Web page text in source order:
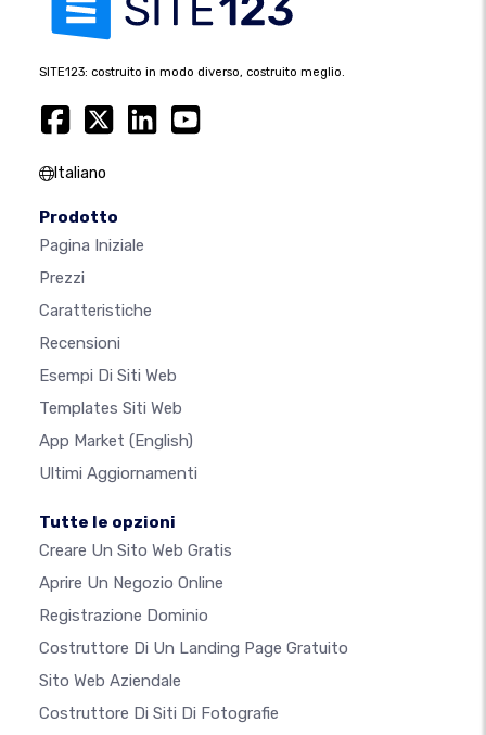
SITE123: costruito in modo diverso, costruito meglio.
Italiano
Prodotto
Pagina Iniziale
Prezzi
Caratteristiche
Recensioni
Esempi Di Siti Web
Templates Siti Web
App Market (English)
Ultimi Aggiornamenti
Tutte le opzioni
Creare Un Sito Web Gratis
Aprire Un Negozio Online
Registrazione Dominio
Costruttore Di Un Landing Page Gratuito
Sito Web Aziendale
Costruttore Di Siti Di Fotografie